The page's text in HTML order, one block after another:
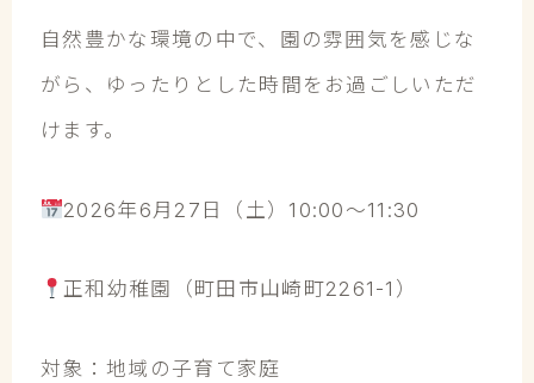
自然豊かな環境の中で、園の雰囲気を感じな
がら、ゆったりとした時間をお過ごしいただ
けます。
2026年6月27日（土）10:00～11:30
正和幼稚園（町田市山崎町2261-1）
対象：地域の子育て家庭